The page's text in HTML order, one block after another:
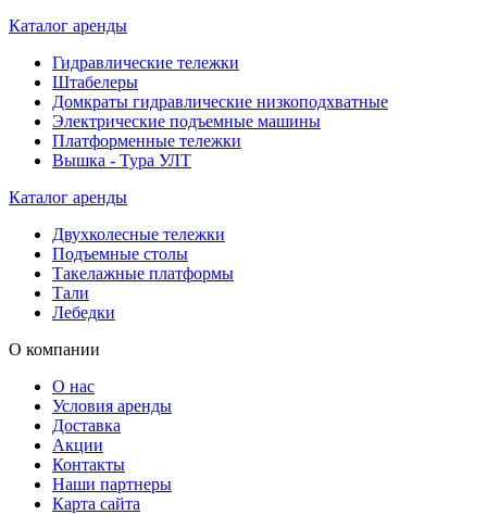
Каталог аренды
Гидравлические тележки
Штабелеры
Домкраты гидравлические низкоподхватные
Электрические подъемные машины
Платформенные тележки
Вышка - Тура УЛТ
Каталог аренды
Двухколесные тележки
Подъемные столы
Такелажные платформы
Тали
Лебедки
О компании
О нас
Условия аренды
Доставка
Акции
Контакты
Наши партнеры
Карта сайта